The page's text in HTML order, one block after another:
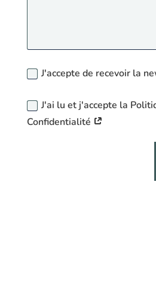
J'accepte de recevoir la
J'ai lu et j'accepte la
Confidentialité